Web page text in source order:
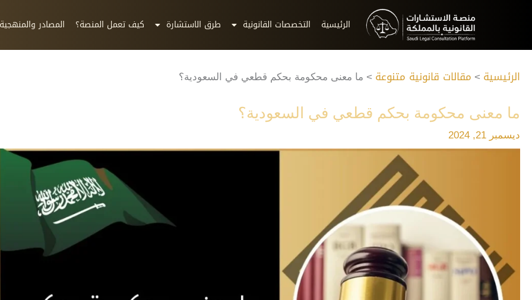
الرئيسية التخصصات القانونية طرق الاستشارة كيف تعمل المنصة؟ المصادر والمنهجية
الرئيسية مقالات قانونية متنوعة ما معنى محكومة بحكم قطعي في السعودية؟
ما معنى محكومة بحكم قطعي في السعودية؟
ديسمبر 21, 2024